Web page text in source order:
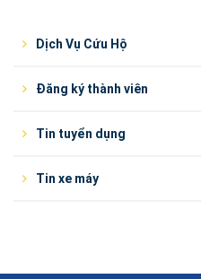
Dịch Vụ Cứu Hộ
Đăng ký thành viên
Tin tuyển dụng
Tin xe máy